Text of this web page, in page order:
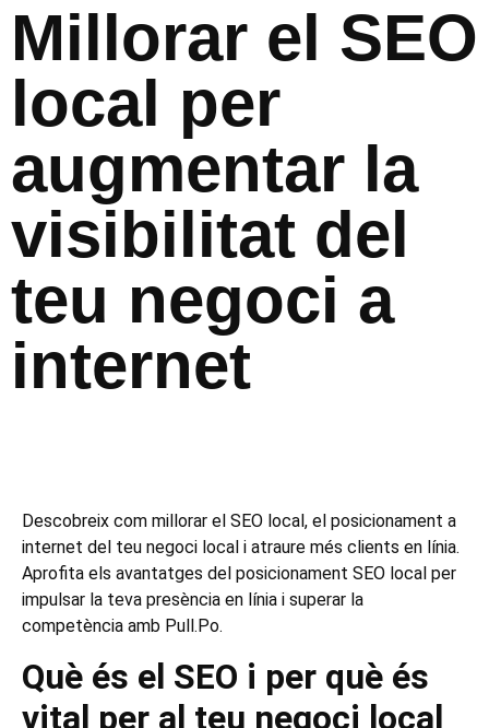
Millorar el SEO
local per
augmentar la
visibilitat del
teu negoci a
internet
Descobreix com millorar el SEO local, el posicionament a
internet del teu negoci local i atraure més clients en línia.
Aprofita els avantatges del posicionament SEO local per
impulsar la teva presència en línia i superar la
competència amb Pull.Po.
Què és el SEO i per què és
vital per al teu negoci local